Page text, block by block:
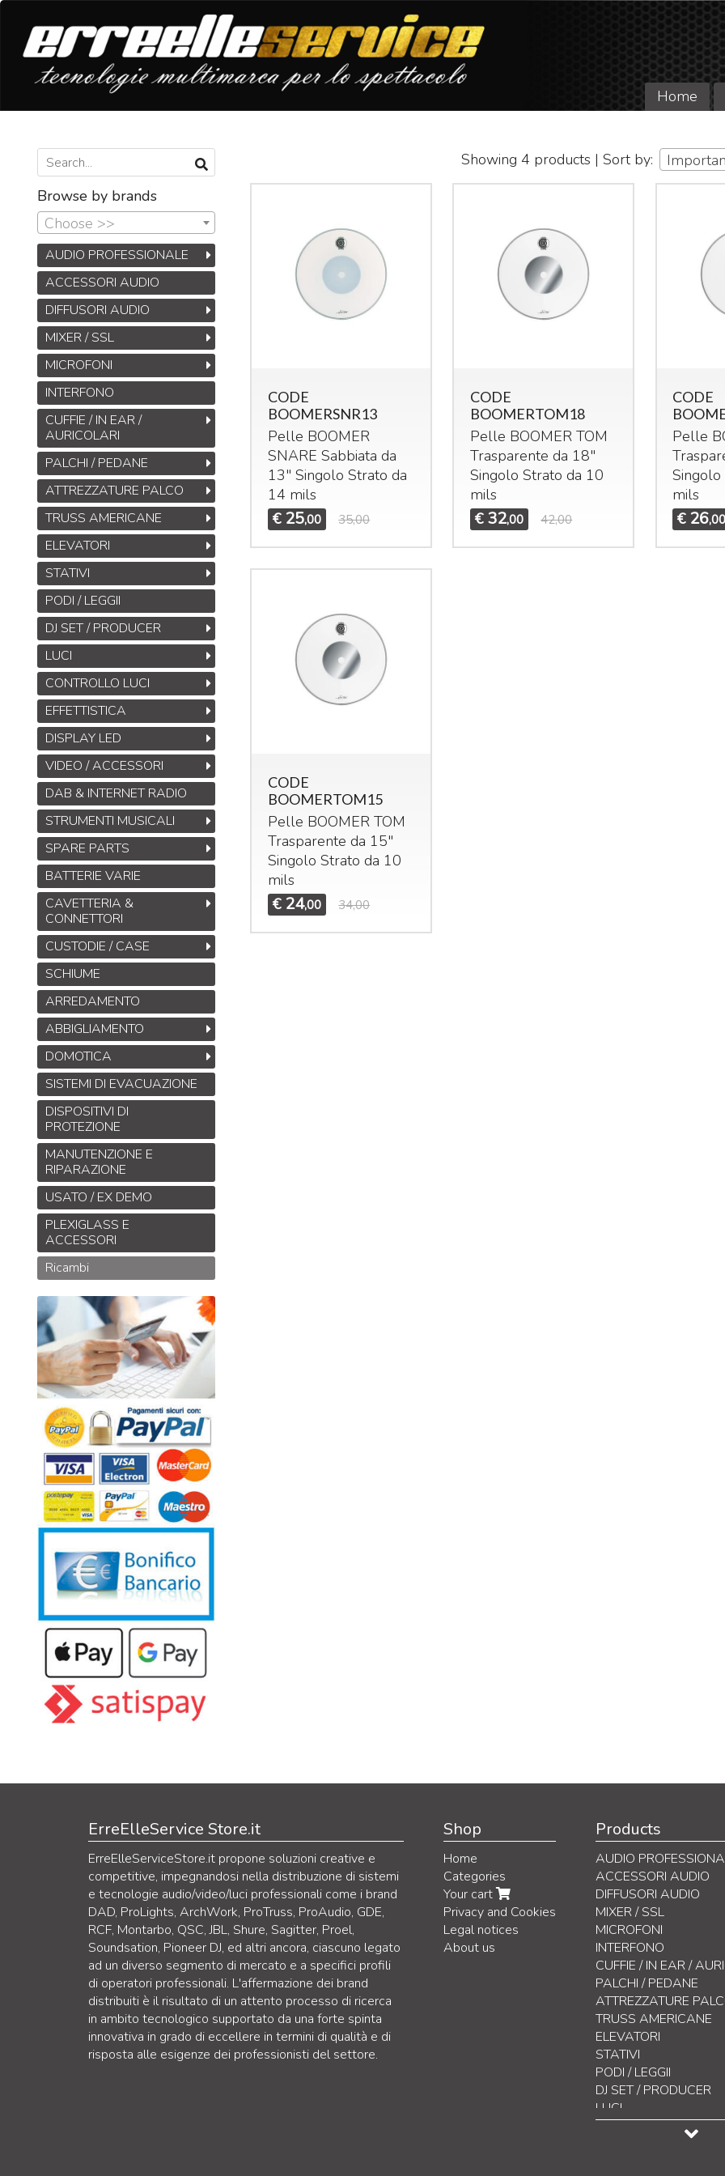
Home
Showing 4 products | Sort by:
CODE
BOOMERSNR13
Pelle BOOMER
SNARE Sabbiata da
13" Singolo Strato da
14 mils
€ 25,00 35,00
CODE
BOOMERTOM18
Pelle BOOMER TOM
Trasparente da 18"
Singolo Strato da 10
mils
€ 32,00 42,00
CODE
Pelle
mils
€ 26,00
CODE
BOOMERTOM15
Pelle BOOMER TOM
Trasparente da 15"
Singolo Strato da 10
mils
€ 24,00 34,00
Browse by brands
Choose >>
AUDIO PROFESSIONALE
ACCESSORI AUDIO
DIFFUSORI AUDIO
MIXER / SSL
MICROFONI
INTERFONO
CUFFIE / IN EAR /
AURICOLARI
PALCHI / PEDANE
ATTREZZATURE PALCO
TRUSS AMERICANE
ELEVATORI
STATIVI
PODI / LEGGII
DJ SET / PRODUCER
LUCI
CONTROLLO LUCI
EFFETTISTICA
DISPLAY LED
VIDEO / ACCESSORI
DAB & INTERNET RADIO
STRUMENTI MUSICALI
SPARE PARTS
BATTERIE VARIE
CAVETTERIA &
CONNETTORI
CUSTODIE / CASE
SCHIUME
ARREDAMENTO
ABBIGLIAMENTO
DOMOTICA
SISTEMI DI EVACUAZIONE
DISPOSITIVI DI
PROTEZIONE
MANUTENZIONE E
RIPARAZIONE
USATO / EX DEMO
PLEXIGLASS E
ACCESSORI
Ricambi
Midas DL32
Stage Box da 32
ingressi, 16 uscite con
32 preamplificatori
microfonici Midas,
interfacce
ULTRANET
1.245
Midas M32R Live / DL32
Bundle
ErreElleService Store.it
ErreElleServiceStore.it propone soluzioni creative e
competitive, impegnandosi nella distribuzione di sistemi
e tecnologie audio/video/luci professionali come i brand
DAD, ProLights, ArchWork, ProTruss, ProAudio, GDE,
RCF, Montarbo, QSC, JBL, Shure, Sagitter, Proel,
Soundsation, Pioneer DJ, ed altri ancora, ciascuno legato
ad un diverso segmento di mercato e a specifici profili
di operatori professionali. L'affermazione dei brand
distribuiti è il risultato di un attento processo di ricerca
in ambito tecnologico supportato da una forte spinta
innovativa in grado di eccellere in termini di qualità e di
risposta alle esigenze dei professionisti del settore.
Shop
Home
Categories
Your cart
Privacy and Cookies
Legal notices
About us
Products
AUDIO
ACCESSORI AUDIO
DIFFUSORI AUDIO
MIXER / SSL
MICROFONI
INTERFONO
CUFFIE / IN EAR /
PALCHI / PEDANE
ATTREZZATURE
TRUSS AMERICANE
ELEVATORI
STATIVI
PODI / LEGGII
DJ SET / PRODUCER
LUCI
CONTROLLO LUCI